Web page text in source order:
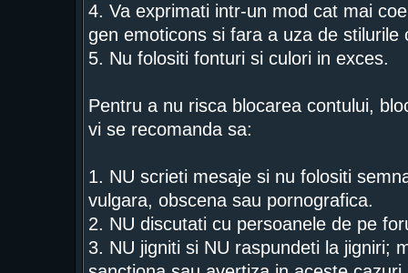
4. Va exprimati intr-un mod cat mai
gen emoticons si fara a uza de stilurile
5. Nu folositi fonturi si culori in exces.
Pentru a nu risca blocarea contului,
vi se recomanda sa:
1. NU scrieti mesaje si nu folositi
vulgara, obscena sau pornografica.
2. NU discutati cu persoanele de pe
3. NU jigniti si NU raspundeti la jigniri;